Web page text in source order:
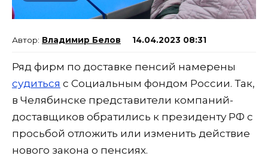
Владимир Белов 14.04.2023 08:31
Ряд фирм по доставке пенсий намерены
судиться с Социальным фондом России. Так,
в Челябинске представители компаний-
доставщиков обратились к президенту РФ с
просьбой отложить или изменить действие
нового закона о пенсиях.